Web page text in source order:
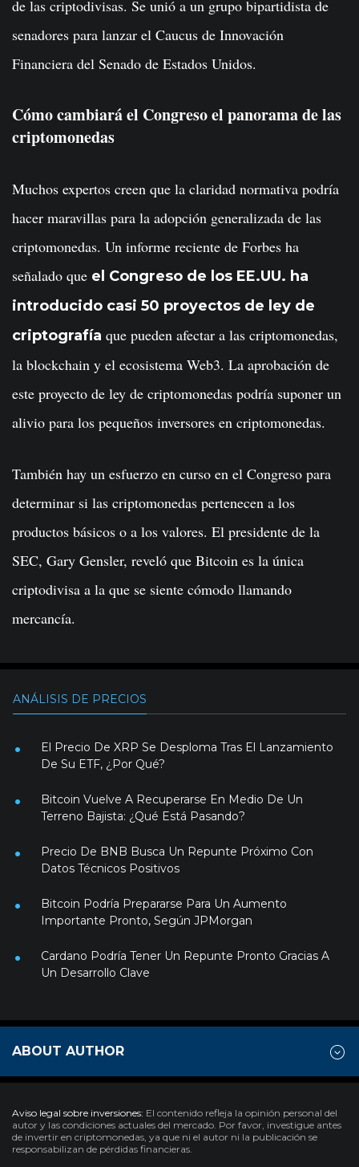
de las criptodivisas. Se unió a un grupo bipartidista de
senadores para lanzar el Caucus de Innovación
Financiera del Senado de Estados Unidos.
Cómo cambiará el Congreso el panorama de las
criptomonedas
Muchos expertos creen que la claridad normativa podría
hacer maravillas para la adopción generalizada de las
criptomonedas. Un informe reciente de Forbes ha
señalado que el Congreso de los EE.UU. ha
introducido casi 50 proyectos de ley de
criptografía que pueden afectar a las criptomonedas,
la blockchain y el ecosistema Web3. La aprobación de
este proyecto de ley de criptomonedas podría suponer un
alivio para los pequeños inversores en criptomonedas.
También hay un esfuerzo en curso en el Congreso para
determinar si las criptomonedas pertenecen a los
productos básicos o a los valores. El presidente de la
SEC, Gary Gensler, reveló que Bitcoin es la única
criptodivisa a la que se siente cómodo llamando
mercancía.
ANÁLISIS DE PRECIOS
El Precio De XRP Se Desploma Tras El Lanzamiento
De Su ETF, ¿Por Qué?
Bitcoin Vuelve A Recuperarse En Medio De Un
Terreno Bajista: ¿Qué Está Pasando?
Precio De BNB Busca Un Repunte Próximo Con
Datos Técnicos Positivos
Bitcoin Podría Prepararse Para Un Aumento
Importante Pronto, Según JPMorgan
Cardano Podría Tener Un Repunte Pronto Gracias A
Un Desarrollo Clave
ABOUT AUTHOR
Aviso legal sobre inversiones: El contenido refleja la opinión personal del
autor y las condiciones actuales del mercado. Por favor, investigue antes
de invertir en criptomonedas, ya que ni el autor ni la publicación se
responsabilizan de pérdidas financieras.